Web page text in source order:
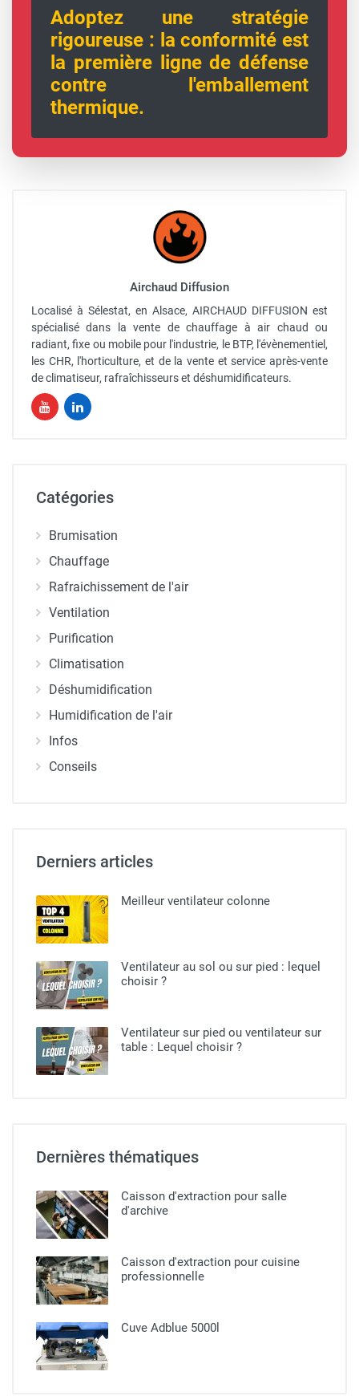
Adoptez une stratégie
rigoureuse : la conformité est
la première ligne de défense
contre l'emballement
thermique.
Airchaud Diffusion
Localisé à Sélestat, en Alsace, AIRCHAUD DIFFUSION est
spécialisé dans la vente de chauffage à air chaud ou
radiant, fixe ou mobile pour l'industrie, le BTP, l'évènementiel,
les CHR, l'horticulture, et de la vente et service après-vente
de climatiseur, rafraîchisseurs et déshumidificateurs.
Catégories
Brumisation
Chauffage
Rafraichissement de l'air
Ventilation
Purification
Climatisation
Déshumidification
Humidification de l'air
Infos
Conseils
Derniers articles
Meilleur ventilateur colonne
Ventilateur au sol ou sur pied​ : lequel
choisir ?
Ventilateur sur pied ou ventilateur sur
table : Lequel choisir ?
Dernières thématiques
Caisson d'extraction pour salle
d'archive
Caisson d'extraction pour cuisine
professionnelle​
Cuve Adblue 5000l